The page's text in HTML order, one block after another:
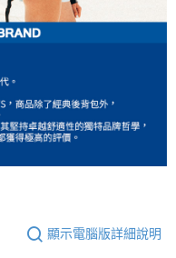
顯示電腦版詳細說明